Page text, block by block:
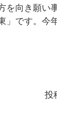
を向き願
です。
投